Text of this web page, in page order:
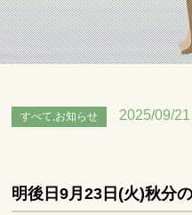
すべて,お知らせ 2025/09/21
明後日9月23日(火)秋分